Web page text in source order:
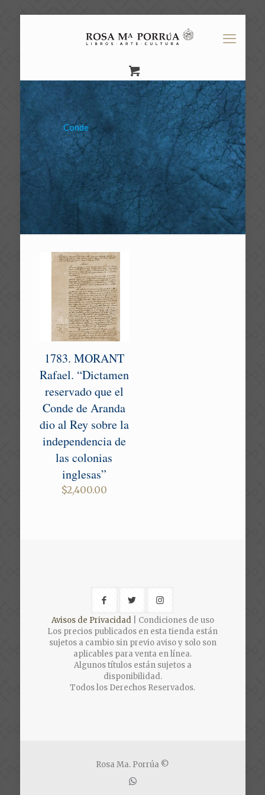
Conde
1783. MORANT
Rafael. “Dictamen
reservado que el
Conde de Aranda
dio al Rey sobre la
independencia de
las colonias
inglesas”
$2,400.00
Avisos de Privacidad| Condiciones de uso
Los precios publicados en esta tienda están
sujetos a cambio sin previo aviso y solo son
aplicables para venta en línea.
Algunos títulos están sujetos a
disponibilidad.
Todos los Derechos Reservados.
Rosa Ma. Porrúa ©